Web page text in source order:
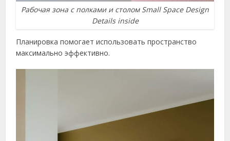
Рабочая зона с полками и столом Small Space Design
Details inside
Планировка помогает использовать пространство
максимально эффективно.